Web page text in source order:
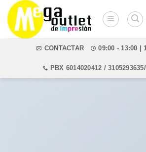
Saltar
contenido
CONTACTAR 09:00 - 13:00 |
PBX 6014020412 /